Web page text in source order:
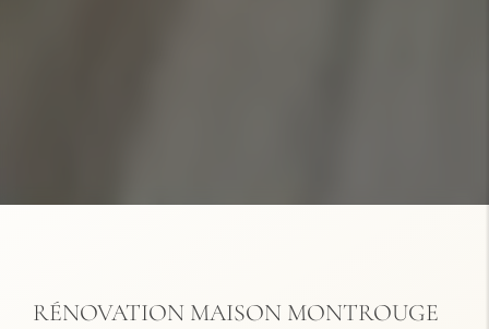
RÉNOVATION MAISON MONTROUGE